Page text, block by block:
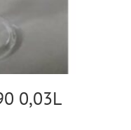
0,03L